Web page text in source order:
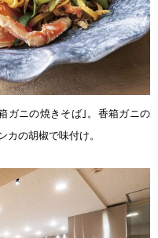
ガニの焼きそば｣。香箱ガニの
カの胡椒で味付け。